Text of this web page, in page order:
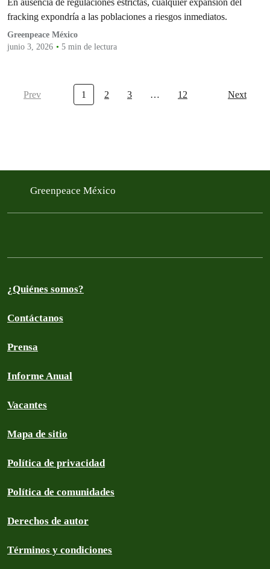
En ausencia de regulaciones estrictas, cualquier expansión del
fracking expondría a las poblaciones a riesgos inmediatos.
Greenpeace México
junio 3, 2026
5 min de lectura
Prev 1 2 3 … 12 Next
Greenpeace México
¿Quiénes somos?
Contáctanos
Prensa
Informe Anual
Vacantes
Mapa de sitio
Política de privacidad
Política de comunidades
Derechos de autor
Términos y condiciones